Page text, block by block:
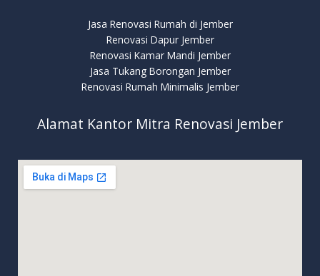
Jasa Renovasi Rumah di Jember
Renovasi Dapur Jember
Renovasi Kamar Mandi Jember
Jasa Tukang Borongan Jember
Renovasi Rumah Minimalis Jember
Alamat Kantor Mitra Renovasi Jember